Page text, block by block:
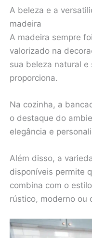
A beleza e a
madeira
A madeira sempre
valorizado na
sua beleza natural e
proporciona.
Na cozinha, a
o destaque do
elegância e
Além disso, a
disponíveis permite
combina com o
rústico, moderno ou